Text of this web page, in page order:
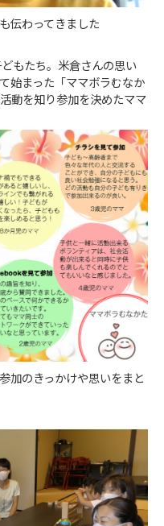
伝わってきました
もたち。米倉さんの思い
始まった「ママボラむなか
動を知り参加を決めたママ
加のきっかけや思いをまと